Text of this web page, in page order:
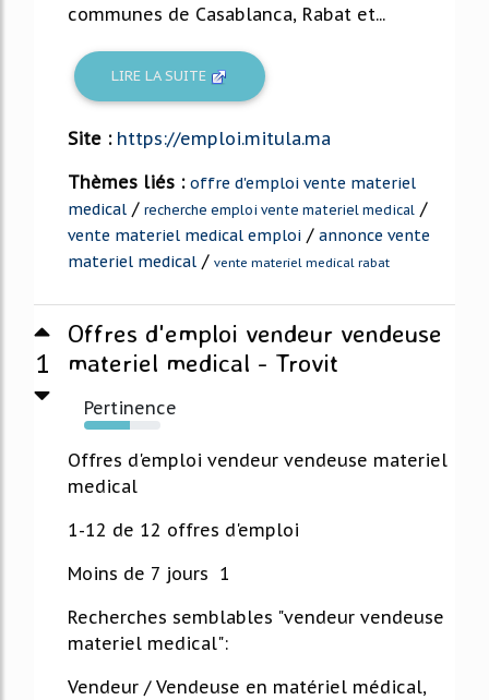
communes de Casablanca, Rabat et...
LIRE LA SUITE
Site : https://emploi.mitula.ma
Thèmes liés : offre d'emploi vente materiel
medical / recherche emploi vente materiel medical /
vente materiel medical emploi / annonce vente
materiel medical / vente materiel medical rabat
1
Offres d'emploi vendeur vendeuse
materiel medical - Trovit
Pertinence
60%
Offres d'emploi vendeur vendeuse materiel
medical
1-12 de 12 offres d'emploi
Moins de 7 jours 1
Recherches semblables "vendeur vendeuse
materiel medical":
Vendeur / Vendeuse en matériel médical,